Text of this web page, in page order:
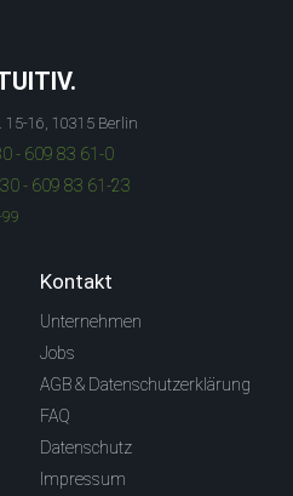
15-16, 10315 Berlin
- 609 83 61-0
- 609 83 61-23
Kontakt
Unternehmen
Jobs
AGB & Datenschutzerklärung
FAQ
Datenschutz
Impressum